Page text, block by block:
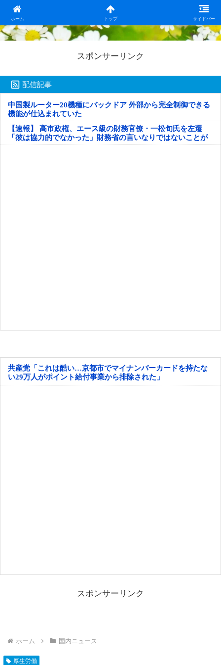
ホーム トップ サイドバー
日本第一！ニュース録
スポンサーリンク
配信記事
中国製ルーター20機種にバックドア 外部から完全制御できる
機能が仕込まれていた
【速報】 高市政権、エース級の財務官僚・一松旬氏を左遷
「彼は協力的でなかった」財務省の言いなりではないことが
判明
共産党「これは酷い…京都市でマイナンバーカードを持たな
い29万人がポイント給付事業から排除された」
スポンサーリンク
ホーム 国内ニュース
厚生労働